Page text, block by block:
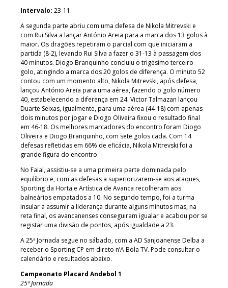
Intervalo: 23-11
A segunda parte abriu com uma defesa de Nikola Mitrevski e
com Rui Silva a lançar António Areia para a marca dos 13 golos à
maior. Os dragões repetiram o parcial com que iniciaram a
partida (8-2), levando Rui Silva a fazer o 31-13 à passagem dos
40 minutos. Diogo Branquinho concluiu o trigésimo terceiro
golo, atingindo a marca dos 20 golos de diferença. O minuto 52
contou com um momento alto, Nikola Mitrevski, após defesa,
lançou António Areia para uma aérea, fazendo o golo número
40, estabelecendo a diferença em 24. Victor Talmazan lançou
Duarte Seixas, igualmente, para uma aérea (44-18) com apenas
dois minutos por jogar e Diogo Oliveira fixou o resultado final
em 46-18. Os melhores marcadores do encontro foram Diogo
Oliveira e Diogo Branquinho, com sete golos cada. Com 14
defesas refletidas em 66% de eficácia, Nikola Mitrevski foi a
grande figura do encontro.
No Faial, assistiu-se a uma primeira parte dominada pelo
equilíbrio e, com as defesas a superiorizarem-se aos ataques,
Sporting da Horta e Artística de Avanca recolheram aos
balneários empatados a 10. No segundo tempo, foi a turma
insular a assumir a liderança durante alguns minutos mas, na
reta final, os avancanenses conseguiram igualar e acabou por se
registar uma divisão de pontos, após igualdade a 23.
A 25ª Jornada segue no sábado, com a AD Sanjoanense Delba a
receber o Sporting CP em direto n’A Bola TV. Pode consultar o
calendário e resultados abaixo.
Campeonato Placard Andebol 1
25ª Jornada